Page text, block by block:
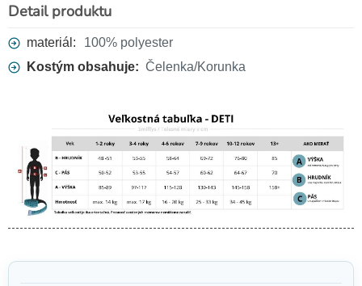
Detail produktu
materiál:
100% polyester
Kostým obsahuje: Čelenka/Korunka